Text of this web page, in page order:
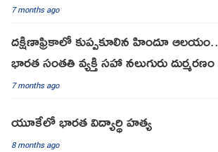
7 months ago
దక్షిణాఫ్రికాలో కుప్పకూలిన హిందూ ఆలయం..
భారత సంతతి వ్యక్తి సహా నలుగురు దుర్మరణం
7 months ago
యూకేలో భారత విద్యార్థి హత్య
8 months ago